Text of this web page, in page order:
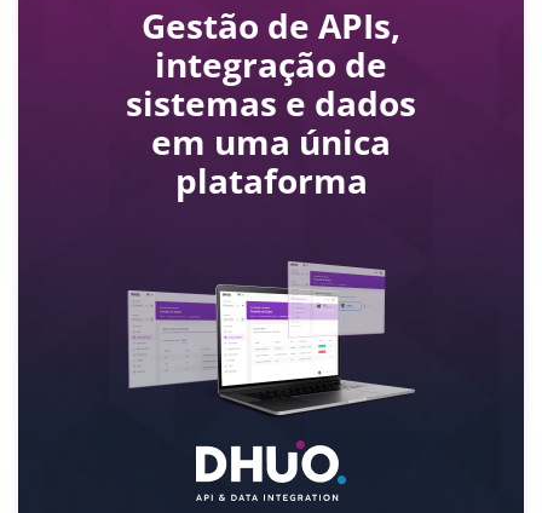
Gestão de APIs,
integração de
sistemas e dados
em uma única
plataforma